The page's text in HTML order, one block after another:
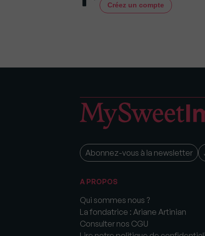
Créez un compte
Abonnez-vous à la newsletter
A PROPOS
Qui sommes nous ?
La fondatrice : Ariane Artinian
Consulter nos CGU